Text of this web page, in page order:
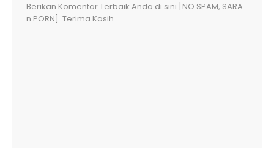
Berikan Komentar Terbaik Anda di sini [NO SPAM, SARA
n PORN]. Terima Kasih